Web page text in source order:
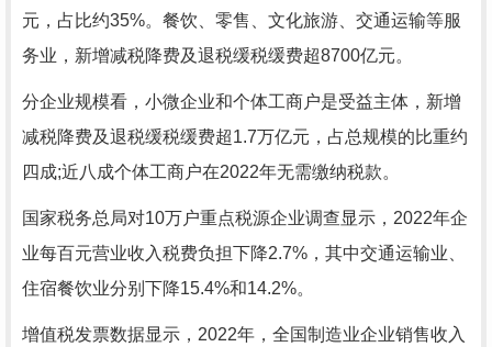
元，占比约35%。餐饮、零售、文化旅游、交通运输等服
务业，新增减税降费及退税缓税缓费超8700亿元。
分企业规模看，小微企业和个体工商户是受益主体，新增
减税降费及退税缓税缓费超1.7万亿元，占总规模的比重约
四成;近八成个体工商户在2022年无需缴纳税款。
国家税务总局对10万户重点税源企业调查显示，2022年企
业每百元营业收入税费负担下降2.7%，其中交通运输业、
住宿餐饮业分别下降15.4%和14.2%。
增值税发票数据显示，2022年，全国制造业企业销售收入